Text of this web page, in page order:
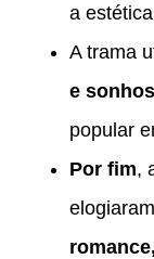
a
A trama
e
popular
Por fim,